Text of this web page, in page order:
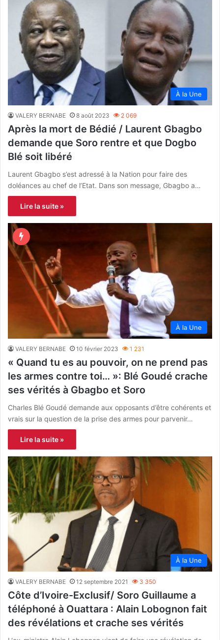
À la Une
VALERY BERNABE 8 août 2023 2 069
Après la mort de Bédié / Laurent Gbagbo
demande que Soro rentre et que Dogbo
Blé soit libéré
Laurent Gbagbo s’est adressé à la Nation pour faire des
doléances au chef de l’Etat. Dans son message, Gbagbo a…
Lire la suite »
À la Une
VALERY BERNABE 10 février 2023 1 231
« Quand tu es au pouvoir, on ne prend pas
les armes contre toi… »: Blé Goudé crache
ses vérités à Gbagbo et Soro
Charles Blé Goudé demande aux opposants d’être cohérents et
vrais sur la question de la prise des armes pour parvenir…
Lire la suite »
À la Une
VALERY BERNABE 12 septembre 2021 3 350
Côte d’Ivoire-Exclusif/ Soro Guillaume a
téléphoné à Ouattara : Alain Lobognon fait
des révélations et crache ses vérités